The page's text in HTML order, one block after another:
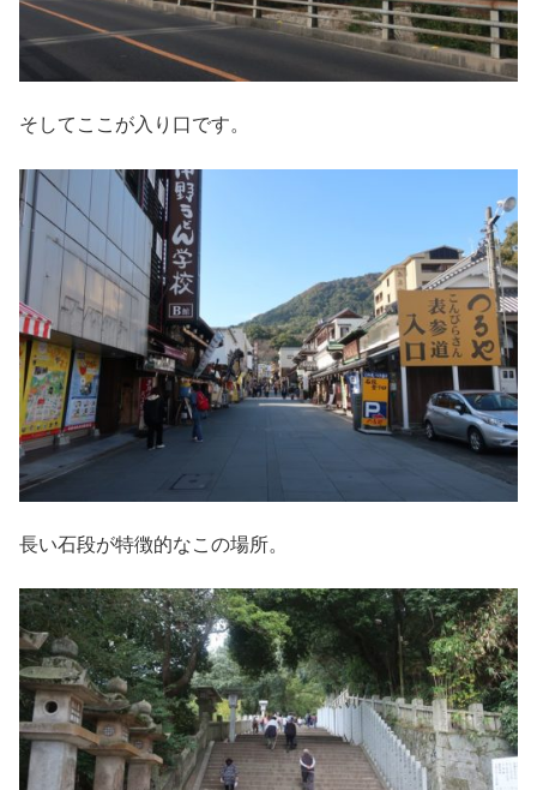
そしてここが入り口です。
長い石段が特徴的なこの場所。